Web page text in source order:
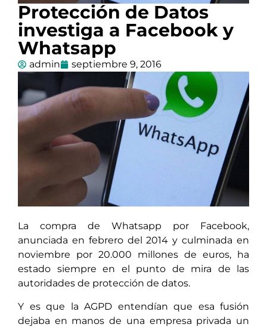
Protección de Datos
investiga a Facebook y
Whatsapp
admin septiembre 9, 2016
La compra de Whatsapp por Facebook,
anunciada en febrero del 2014 y culminada en
noviembre por 20.000 millones de euros, ha
estado siempre en el punto de mira de las
autoridades de protección de datos.
Y es que la AGPD entendían que esa fusión
dejaba en manos de una empresa privada un